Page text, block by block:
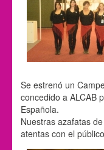
Se estrenó un
concedido a ALCAB
Española.
Nuestras azafatas
atentas con el